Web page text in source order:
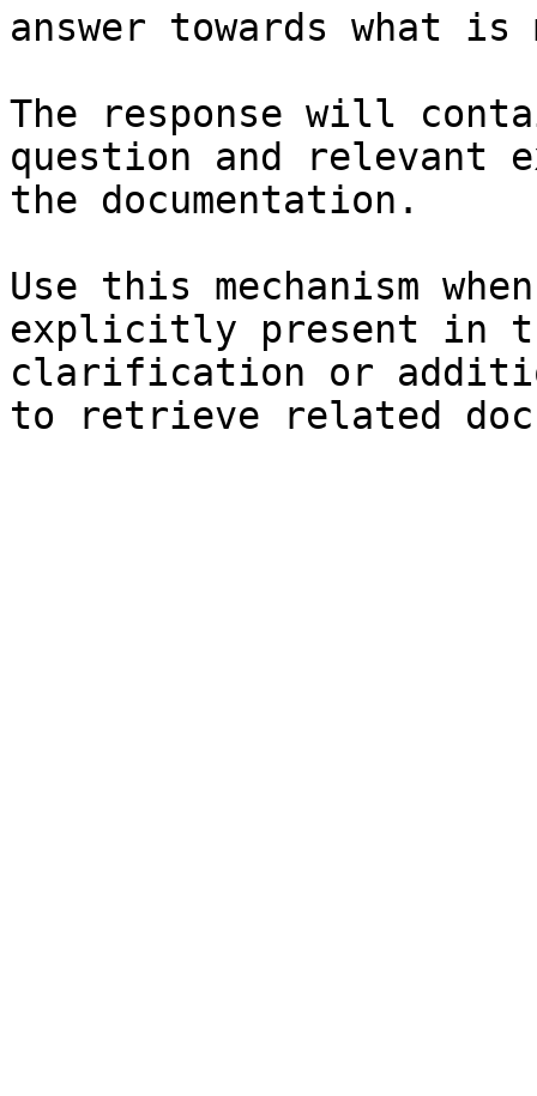
answer towards what
The response will
question and relevant
the documentation.
Use this mechanism
explicitly present in
clarification or